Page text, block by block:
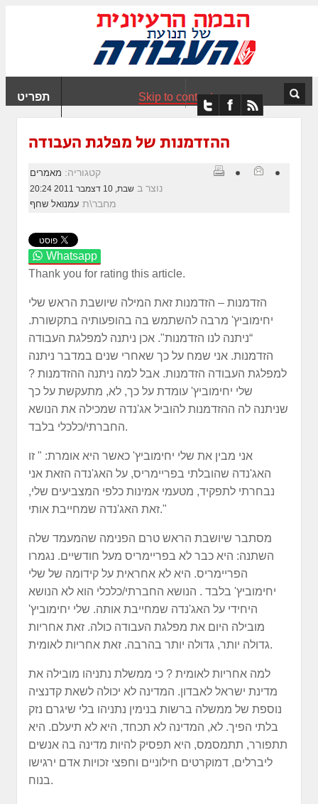
תפריט Skip to content
ההזדמנות של מפלגת העבודה
קטגוריה: מאמרים
נוצר ב שבת, 10 דצמבר 2011 20:24
מחבר\ת עמנואל שחף
Whatsapp
Thank you for rating this article.
הזדמנות – הזדמנות זאת המילה שיושבת הראש שלי
יחימוביץ' מרבה להשתמש בה בהופעותיה בתקשורת.
“ניתנה לנו הזדמנות". אכן ניתנה למפלגת העבודה
הזדמנות. אני שמח על כך שאחרי שנים במדבר ניתנה
למפלגת העבודה הזדמנות. אבל למה ניתנה ההזדמנות ?
שלי יחימוביץ' עומדת על כך, לא, מתעקשת על כך
שניתנה לה ההזדמנות להוביל אג'נדה שמכילה את הנושא
החברתי/כלכלי בלבד.
אני מבין את שלי יחימוביץ' כאשר היא אומרת: " זו
האג'נדה שהובלתי בפריימריס, על האג'נדה הזאת אני
נבחרתי לתפקיד, מטעמי אמינות כלפי המצביעים שלי,
זאת האג'נדה שמחייבת אותי."
מסתבר שיושבת הראש טרם הפנימה שהמעמד שלה
השתנה: היא כבר לא בפריימריס מעל חודשיים. נגמרו
הפריימריס. היא לא אחראית על קידומה של שלי
יחימוביץ' בלבד . הנושא החברתי/כלכלי הוא לא הנושא
היחידי על האג'נדה שמחייבת אותה. שלי יחימוביץ'
מובילה היום את מפלגת העבודה כולה. זאת אחריות
גדולה יותר, גדולה יותר בהרבה. זאת אחריות לאומית.
למה אחריות לאומית ? כי ממשלת נתניהו מובילה את
מדינת ישראל לאבדון. המדינה לא יכולה לשאת קדנציה
נוספת של ממשלה ברשות בנימין נתניהו בלי שיגרם נזק
בלתי הפיך. לא, המדינה לא תכחד, היא לא תיעלם. היא
תתפורר, תתמסמס, היא תפסיק להיות מדינה בה אנשים
ליברלים, דמוקרטים חילוניים וחפצי זכויות אדם ירגישו
בנוח.